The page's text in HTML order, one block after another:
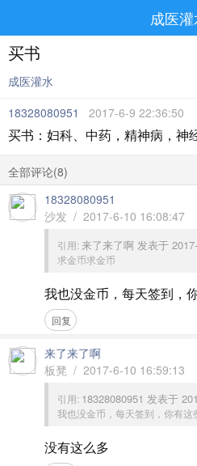
成医
买书
成医灌水
18328080951
2017-6-9 22:36:50
买书：妇科、中药，精神病，神
全部评论(8)
18328080951
沙发 / 2017-6-10 16:08:47
引用: 来了来了啊 发表于
求金币求金币
我也没金币，每天签到，
回复
来了来了啊
板凳 / 2017-6-10 16:59:13
引用: 18328080951 发表于
我也没金币，每天签到，你有这
没有这么多